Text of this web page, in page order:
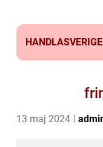
13 maj 2024